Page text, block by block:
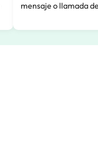
mensaje o llamada